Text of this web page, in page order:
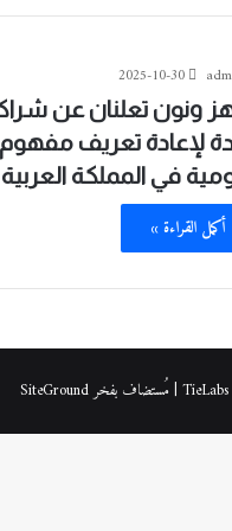
2025-10-30
ونون تعلنان عن
لإعادة تعريف مفهوم
في المملكة
أكمل القراءة »
| مُستضاف بفخرSiteGround